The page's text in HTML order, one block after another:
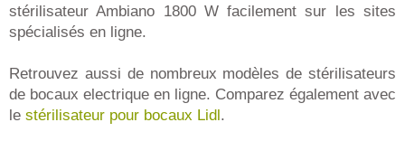
stérilisateur Ambiano 1800 W facilement sur les sites
spécialisés en ligne.
Retrouvez aussi de nombreux modèles de stérilisateurs
de bocaux electrique en ligne. Comparez également avec
le stérilisateur pour bocaux Lidl.